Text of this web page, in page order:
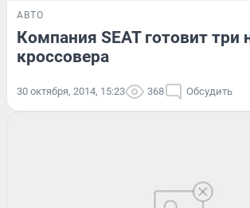
АВТО
Компания SEAT готовит три
кроссовера
30 октября, 2014, 15:23 368 Обсудить